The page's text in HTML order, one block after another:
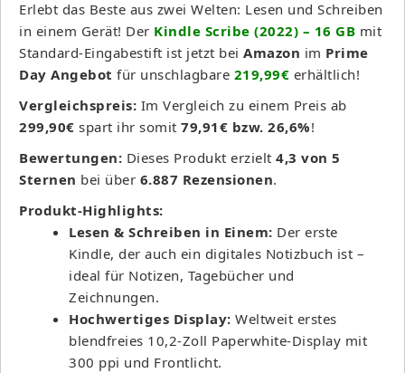
Erlebt das Beste aus zwei Welten: Lesen und Schreiben
in einem Gerät! Der Kindle Scribe (2022) – 16 GB mit
Standard-Eingabestift ist jetzt bei Amazon im Prime
Day Angebot für unschlagbare 219,99€ erhältlich!
Vergleichspreis: Im Vergleich zu einem Preis ab
299,90€ spart ihr somit 79,91€ bzw. 26,6%!
Bewertungen: Dieses Produkt erzielt 4,3 von 5
Sternen bei über 6.887 Rezensionen.
Produkt-Highlights:
Lesen & Schreiben in Einem: Der erste
Kindle, der auch ein digitales Notizbuch ist –
ideal für Notizen, Tagebücher und
Zeichnungen.
Hochwertiges Display: Weltweit erstes
blendfreies 10,2-Zoll Paperwhite-Display mit
300 ppi und Frontlicht.